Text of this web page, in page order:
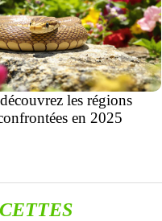
les régions
en 2025